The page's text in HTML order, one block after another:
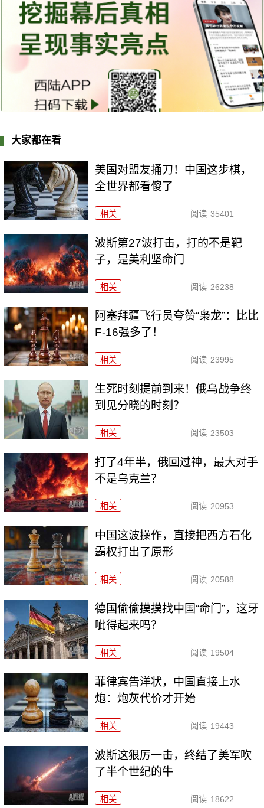
大家都在看
美国对盟友捅刀！中国这步棋，
全世界都看傻了
相关 阅读 35401
波斯第27波打击，打的不是靶
子，是美利坚命门
相关 阅读 26238
阿塞拜疆飞行员夸赞“枭龙”：比比
F-16强多了！
相关 阅读 23995
生死时刻提前到来！俄乌战争终
到见分晓的时刻？
相关 阅读 23503
打了4年半，俄回过神，最大对手
不是乌克兰？
相关 阅读 20953
中国这波操作，直接把西方石化
霸权打出了原形
相关 阅读 20588
德国偷偷摸摸找中国“命门”，这牙
呲得起来吗？
相关 阅读 19504
菲律宾告洋状，中国直接上水
炮：炮灰代价才开始
相关 阅读 19443
波斯这狠厉一击，终结了美军吹
了半个世纪的牛
相关 阅读 18622